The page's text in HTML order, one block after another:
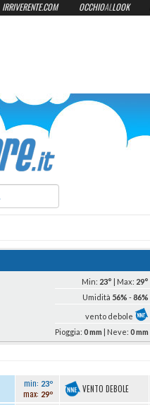
ilmeteo24ore.it
Min: 23° | Max: 29°
Umidità 56%-86%
vento debole
Pioggia:0 mm | Neve:0 mm
min: 23º
max: 29º VENTO DEBOLE
IRRIVERENTE.COM OCCHIOALLOOK